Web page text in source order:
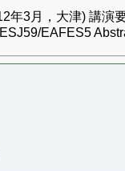
年3月，大津) 講演
ESJ59/EAFES5